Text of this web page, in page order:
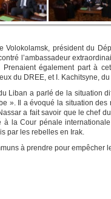
président du
l’ambassadeur
également part à
du DREE, et I. Kachitsyne,
Liban a parlé de la situation
». Il a évoqué la situation des
a fait savoir que le chef
à la Cour pénale
par les rebelles en Irak.
à prendre pour empêcher